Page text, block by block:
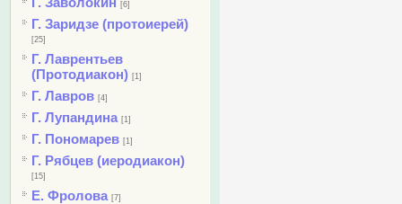
[6]
Г. Заридзе (протоиерей)
[25]
Г. Лаврентьев
(Протодиакон) [1]
Г. Лавров [4]
Г. Лупандина [1]
Г. Пономарев [1]
Г. Рябцев (иеродиакон)
[15]
Е. Фролова [7]